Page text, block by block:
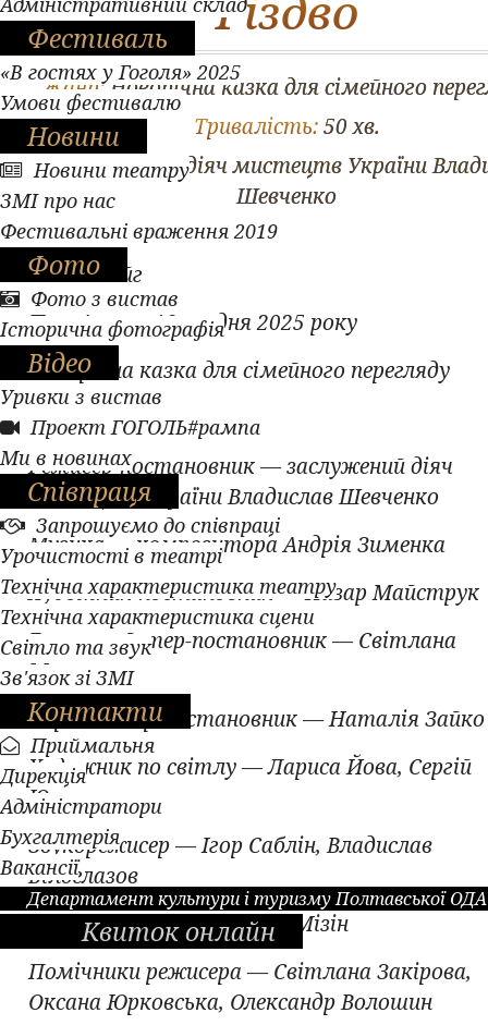
Фестиваль
«В гостях у Гоголя» 2025
Умови фестивалю
Новини
Новини театру
ЗМІ про нас
Фестивальні враження 2019
Фото
Фото з вистав
Історична фотографія
Відео
Уривки з вистав
Проект ГОГОЛЬ#рампа
Ми в новинах
Співпраця
Запрошуємо до співпраці
Урочистості в театрі
Технічна характеристика театру
Технічна характеристика сцени
Світло та звук
Зв'язок зі ЗМІ
Контакти
Приймальня
Дирекція
Адміністратори
Бухгалтерія
Вакансії
Департамент культури і туризму Полтавської ОДА
Квиток онлайн
Жанр:Новорічна казка для сімейного
Тривалість:50 хв.
Режисер:засл. діяч мистецтв України
Шевченко
Метт Гейг
Прем'єра — 19 грудня 2025 року
Новорічна казка для сімейного перегляду
Режисер-постановник — заслужений діяч
мистецтв України Владислав Шевченко
Музика — композитора Андрія Зименка
Художник-постановник — Назар Майструк
Балетмейстер-постановник — Світлана
Мельник
Хормейстер-постановник — Наталія Зайко
Художник по світлу — Лариса Йова, Сергій
Юхименко
Звукорежисер — Ігор Саблін, Владислав
Білоглазов
Відеопроекція — Дмитро Мізін
Помічники режисера — Світлана Закірова,
Оксана Юрковська, Олександр Волошин